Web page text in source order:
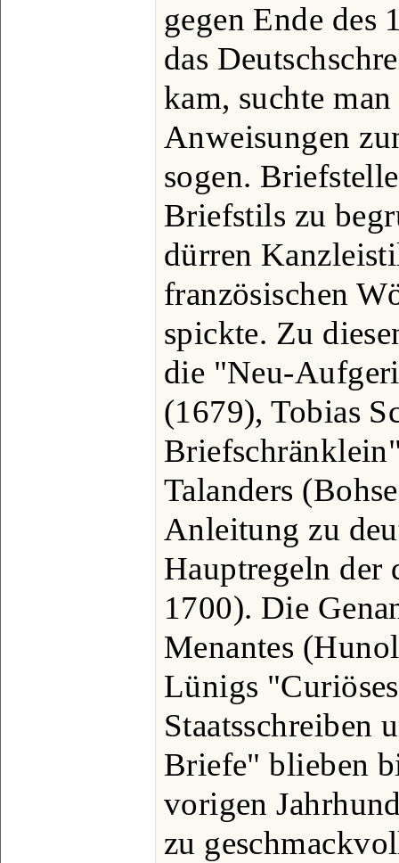
gegen Ende des
das
kam, suchte
Anweisungen
sogen.
Briefstils zu
dürren
französischen
spickte. Zu
die "Neu-
(1679), Tobias
Talanders
Anleitung zu
Hauptregeln der
1700). Die
Menantes
Lünigs
Staatsschreiben
Briefe" blieben
vorigen
zu